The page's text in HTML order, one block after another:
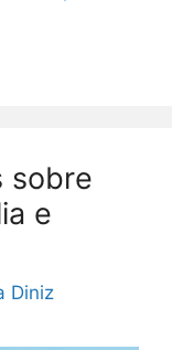
sobre
e
Diniz